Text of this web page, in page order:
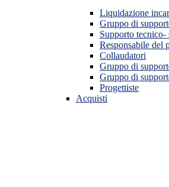
Liquidazione
Gruppo di
Supporto
Responsabile del
Collaudatori
Gruppo di
Gruppo di
Progettiste
Acquisti